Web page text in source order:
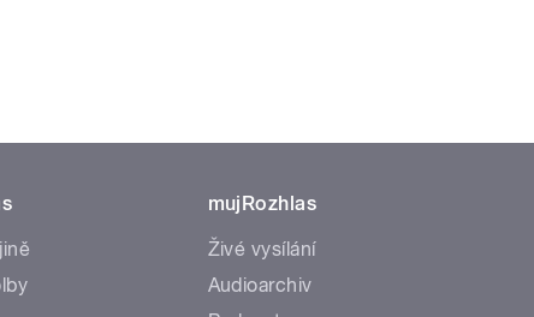
mujRozhlas
Živé vysílání
Audioarchiv